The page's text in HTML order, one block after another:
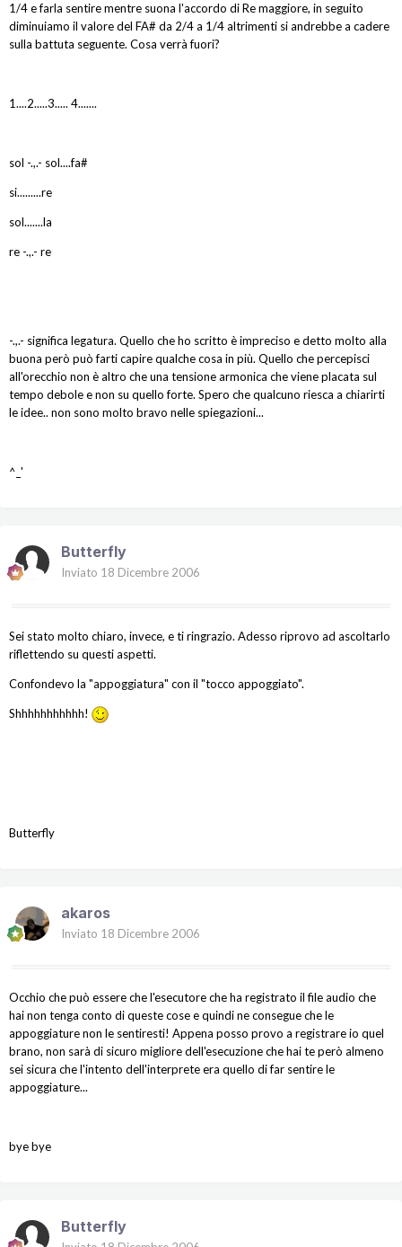
1/4 e farla sentire mentre suona l'accordo di Re maggiore, in seguito
diminuiamo il valore del FA# da 2/4 a 1/4 altrimenti si andrebbe a cadere
sulla battuta seguente. Cosa verrà fuori?
1....2.....3..... 4.......
sol -.,.- sol....fa#
si.........re
sol.......la
re -.,.- re
-.,.- significa legatura. Quello che ho scritto è impreciso e detto molto alla
buona però può farti capire qualche cosa in più. Quello che percepisci
all'orecchio non è altro che una tensione armonica che viene placata sul
tempo debole e non su quello forte. Spero che qualcuno riesca a chiarirti
le idee.. non sono molto bravo nelle spiegazioni...
^_'
Butterfly
Inviato 18 Dicembre 2006
Sei stato molto chiaro, invece, e ti ringrazio. Adesso riprovo ad ascoltarlo
riflettendo su questi aspetti.
Confondevo la "appoggiatura" con il "tocco appoggiato".
Shhhhhhhhhhh!
Butterfly
akaros
Inviato 18 Dicembre 2006
Occhio che può essere che l'esecutore che ha registrato il file audio che
hai non tenga conto di queste cose e quindi ne consegue che le
appoggiature non le sentiresti! Appena posso provo a registrare io quel
brano, non sarà di sicuro migliore dell'esecuzione che hai te però almeno
sei sicura che l'intento dell'interprete era quello di far sentire le
appoggiature...
bye bye
Butterfly